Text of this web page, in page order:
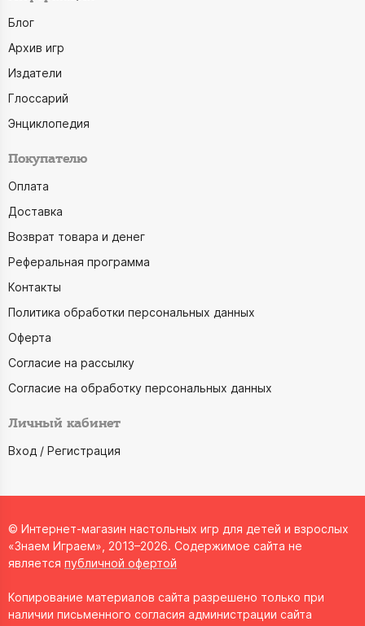
Блог
Архив игр
Издатели
Глоссарий
Энциклопедия
Покупателю
Оплата
Доставка
Возврат товара и денег
Реферальная программа
Контакты
Политика обработки персональных данных
Оферта
Согласие на рассылку
Согласие на обработку персональных данных
Личный кабинет
Вход / Регистрация
© Интернет-магазин настольных игр для детей и взрослых
«Знаем Играем», 2013–2026. Содержимое сайта не
является публичной офертой
Копирование материалов сайта разрешено только при
наличии письменного согласия администрации сайта